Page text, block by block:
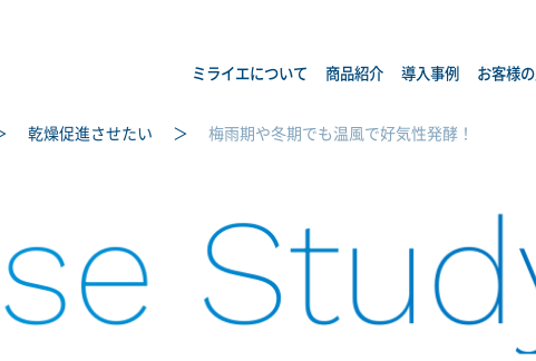
ミライエについて 商品紹介 導入事例 お客様
乾燥促進させたい 梅雨期や冬期でも温風で好気性発酵！